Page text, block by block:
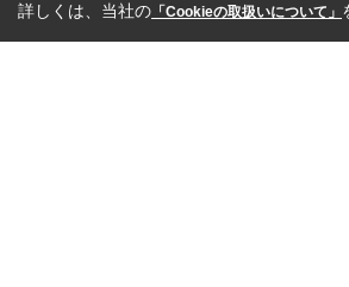
詳しくは、当社の 「Cookieの取扱いについて」